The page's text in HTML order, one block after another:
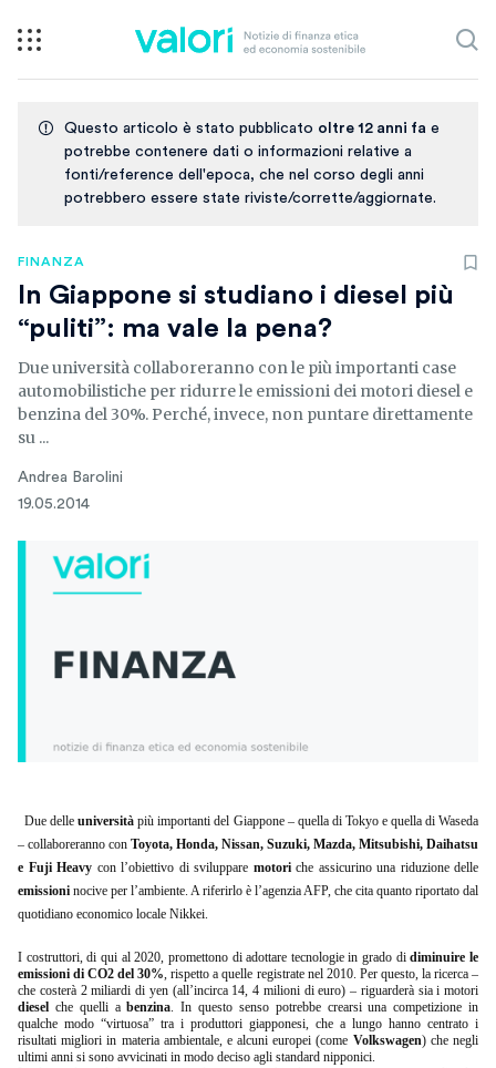
Questo articolo è stato pubblicato oltre 12 anni fa e
potrebbe contenere dati o informazioni relative a
fonti/reference dell'epoca, che nel corso degli anni
potrebbero essere state riviste/corrette/aggiornate.
FINANZA
In Giappone si studiano i diesel più
“puliti”: ma vale la pena?
Due università collaboreranno con le più importanti case
automobilistiche per ridurre le emissioni dei motori diesel e
benzina del 30%. Perché, invece, non puntare direttamente
su ...
Andrea Barolini
19.05.2014
Due delleuniversità più importanti del Giappone – quella di Tokyo e quella di Waseda
– collaboreranno con Toyota, Honda, Nissan, Suzuki, Mazda, Mitsubishi, Daihatsu
e Fuji Heavy con l’obiettivo di sviluppare motori che assicurino una riduzione delle
emissioni nocive per l’ambiente. A riferirlo è l’agenzia AFP, che cita quanto riportato dal
quotidiano economico locale Nikkei.
I costruttori, di qui al 2020, promettono di adottare tecnologie in grado didiminuire le
emissioni di CO2 del 30%, rispetto a quelle registrate nel 2010. Per questo, la ricerca –
che costerà 2 miliardi di yen (all’incirca 14, 4 milioni di euro) – riguarderà sia i motori
diesel che quelli abenzina. In questo senso potrebbe crearsi una competizione in
qualche modo “virtuosa” tra i produttori giapponesi, che a lungo hanno centrato i
risultati migliori in materia ambientale, e alcuni europei (come Volkswagen) che negli
ultimi anni si sono avvicinati in modo deciso agli standard nipponici.